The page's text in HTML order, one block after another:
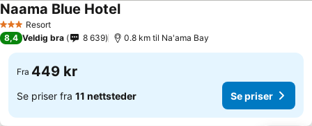
3 StjernerResort
Naama Blue HotelSe priser
8,4 Veldig bra 8 639 0.8 km til Na'ama Bay
Fra 449 kr
Se priser fra 11 nettsteder Se priser